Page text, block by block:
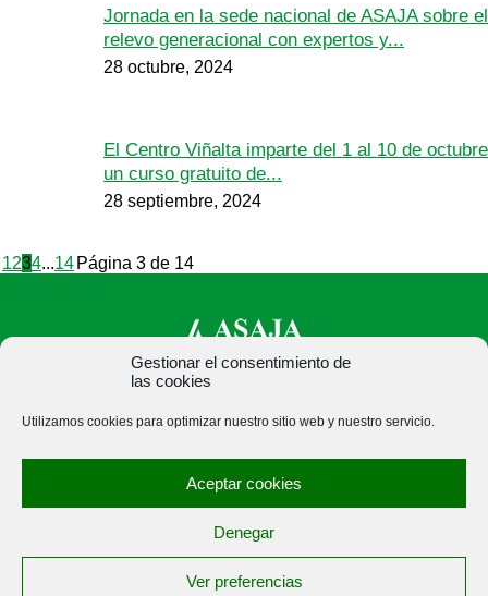
Gestionar el consentimiento de
las cookies
Utilizamos cookies para optimizar nuestro sitio web y nuestro servicio.
Aceptar cookies
Denegar
Ver preferencias
Jornada en la sede nacional de ASAJA sobre el
relevo generacional con expertos y...
28 octubre, 2024
El Centro Viñalta imparte del 1 al 10 de octubre
un curso gratuito de...
28 septiembre, 2024
1234...14 Página 3 de 14
España · Tel.: +34 979 752 344 ·
asajapalencia@asajapalencia.com